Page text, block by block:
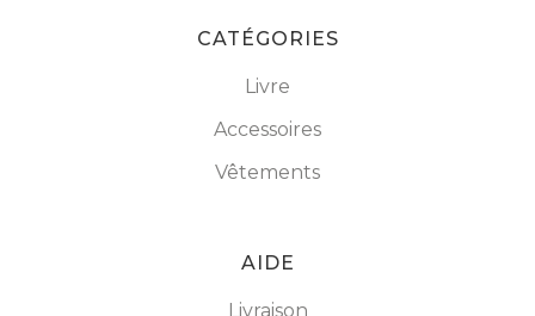
CATÉGORIES
Livre
Accessoires
Vêtements
AIDE
Livraison